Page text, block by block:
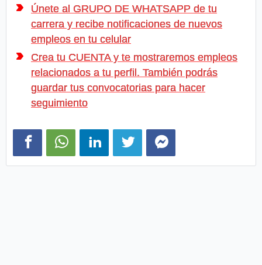
Únete al GRUPO DE WHATSAPP de tu
carrera y recibe notificaciones de nuevos
empleos en tu celular
Crea tu CUENTA y te mostraremos empleos
relacionados a tu perfil. También podrás
guardar tus convocatorias para hacer
seguimiento